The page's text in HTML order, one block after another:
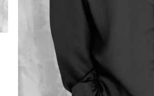
Bisiklet Yaka T-Shirt
Pamuklu T-Shirt
Spor Atleti
Kazak